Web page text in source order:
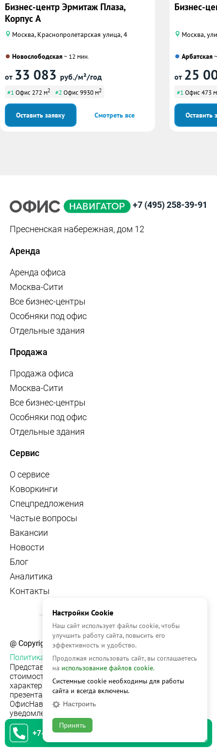
Бизнес-центр Эрмитаж Плаза,
Корпус А
Москва, Краснопролетарская улица, 4
Новослободская~ 12 мин.
от 33 083 руб./м²/год
#1 Офис 272 м2 #2 Офис 9930 м2
Оставить заявку Смотреть все
Бизнес-
Москва,
Арбатская
от 25
#1 Офис 473 м
Оставить
+7 (495) 258-39-91
Пресненская набережная, дом 12
Аренда
Аренда офиса
Москва-Сити
Все бизнес-центры
Особняки под офис
Отдельные здания
Продажа
Продажа офиса
Москва-Сити
Все бизнес-центры
Особняки под офис
Отдельные здания
Сервис
О сервисе
Коворкинги
Спецпредложения
Частые вопросы
Вакансии
Новости
Блог
Аналитика
Контакты
@ Copyright, 2026 OFFICE NAVIGATOR
Политика конфиденциальности
Представленная на сайте информация, в т.ч.
стоимости объектов, носит информационный
характер и не является публичной офертой. Условия
презентации объекта недвижимости на сервисе
ОфисНавигатор могут быть изменены без
уведомления.
+74951542930
Настройки Cookie
Наш сайт использует файлы cookie, чтобы
улучшить работу сайта, повысить его
эффективность и удобство.
Продолжая использовать сайт, вы соглашаетесь
на использование файлов cookie.
Системные cookie необходимы для работы
сайта и всегда включены.
Настроить
Принять